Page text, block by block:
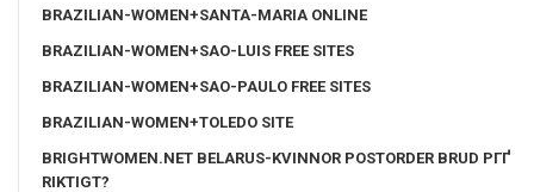
BRAZILIAN-WOMEN+SANTA-MARIA ONLINE
BRAZILIAN-WOMEN+SAO-LUIS FREE SITES
BRAZILIAN-WOMEN+SAO-PAULO FREE SITES
BRAZILIAN-WOMEN+TOLEDO SITE
BRIGHTWOMEN.NET BELARUS-KVINNOR POSTORDER BRUD PГҐ
RIKTIGT?